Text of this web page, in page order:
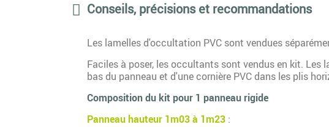
Conseils, précisions et recommandations
Les lamelles d'occultation PVC sont vendues
Faciles à poser, les occultants sont vendus en kit. Les
bas du panneau et d'une cornière PVC dans les plis
Composition du kit pour 1 panneau rigide
Panneau hauteur 1m03 à 1m23 :